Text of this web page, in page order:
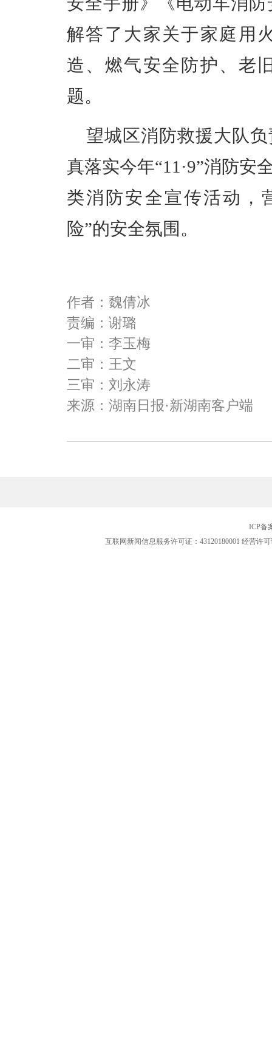
解答了大家关于家庭用
造、燃气安全防护、老
题。
望城区消防救援大队
真落实今年“11·9”消防安
类消防安全宣传活动，
险”的安全氛围。
作者：魏倩冰
责编：谢璐
一审：李玉梅
二审：王文
三审：刘永涛
来源：湖南日报·新湖南客户端
ICP备
互联网新闻信息服务许可证：43120180001 经营许可